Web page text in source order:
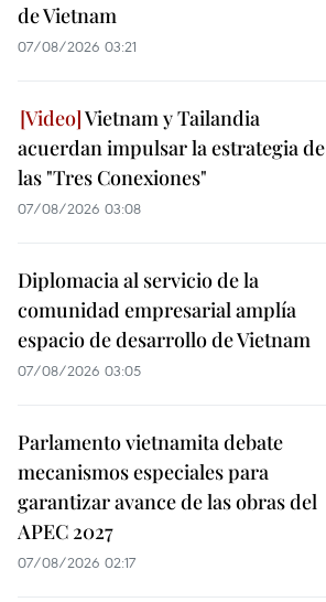
de Vietnam
07/08/2026 03:21
Vietnam y Tailandia
acuerdan impulsar la estrategia de
las "Tres Conexiones"
07/08/2026 03:08
Diplomacia al servicio de la
comunidad empresarial amplía
espacio de desarrollo de Vietnam
07/08/2026 03:05
Parlamento vietnamita debate
mecanismos especiales para
garantizar avance de las obras del
APEC 2027
07/08/2026 02:17